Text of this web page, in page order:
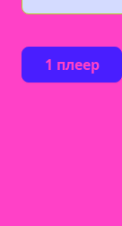
1 плеер